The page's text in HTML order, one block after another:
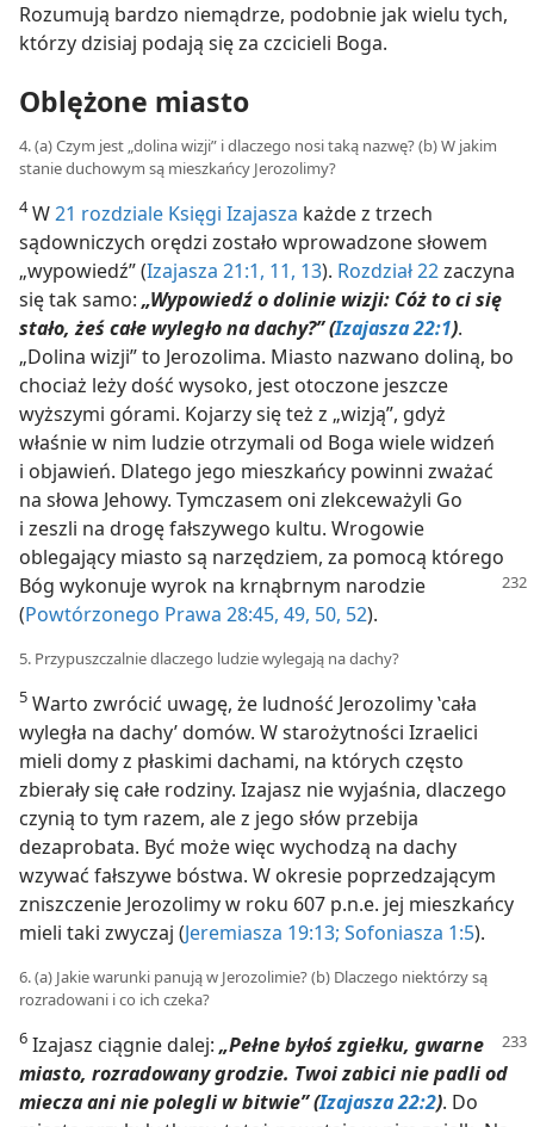
Rozumują bardzo niemądrze, podobnie jak wielu tych,
którzy dzisiaj podają się za czcicieli Boga.
Oblężone miasto
4. (a) Czym jest „dolina wizji” i dlaczego nosi taką nazwę? (b) W jakim
stanie duchowym są mieszkańcy Jerozolimy?
4W21 rozdziale Księgi Izajasza każde z trzech
sądowniczych orędzi zostało wprowadzone słowem
„wypowiedź” (Izajasza 21:1, 11, 13). Rozdział 22zaczyna
się tak samo: „Wypowiedź o dolinie wizji: Cóż to ci się
stało, żeś całe wyległo na dachy?” (Izajasza 22:1).
„Dolina wizji” to Jerozolima. Miasto nazwano doliną, bo
chociaż leży dość wysoko, jest otoczone jeszcze
wyższymi górami. Kojarzy się też z „wizją”, gdyż
właśnie w nim ludzie otrzymali od Boga wiele widzeń
i objawień. Dlatego jego mieszkańcy powinni zważać
na słowa Jehowy. Tymczasem oni zlekceważyli Go
i zeszli na drogę fałszywego kultu. Wrogowie
oblegający miasto są narzędziem, za pomocą którego
Bóg wykonujewyrok na krnąbrnym narodzie
(Powtórzonego Prawa 28:45, 49, 50, 52).
5. Przypuszczalnie dlaczego ludzie wylegają na dachy?
5 Warto zwrócić uwagę, że ludność Jerozolimy ‛cała
wyległa na dachy’ domów. W starożytności Izraelici
mieli domy z płaskimi dachami, na których często
zbierały się całe rodziny. Izajasz nie wyjaśnia, dlaczego
czynią to tym razem, ale z jego słów przebija
dezaprobata. Być może więc wychodzą na dachy
wzywać fałszywe bóstwa. W okresie poprzedzającym
zniszczenie Jerozolimy w roku 607 p.n.e. jej mieszkańcy
mieli taki zwyczaj (Jeremiasza 19:13; Sofoniasza 1:5).
6. (a) Jakie warunki panują w Jerozolimie? (b) Dlaczego niektórzy są
rozradowani i co ich czeka?
6 Izajasz ciągnie dalej: „Pełne byłoś zgiełku, gwarne
miasto, rozradowany grodzie. Twoi zabici nie padli od
miecza ani nie polegli w bitwie” (Izajasza 22:2). Do